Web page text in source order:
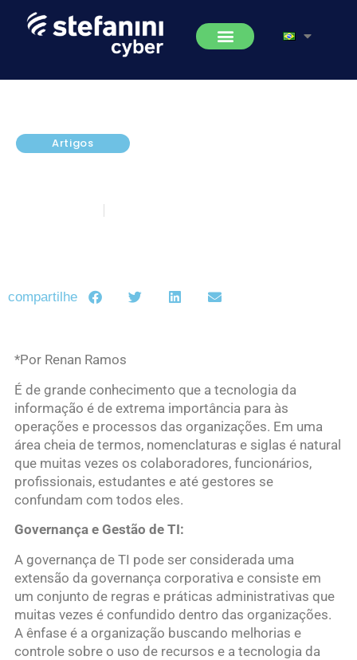
Artigos
compartilhe
*Por Renan Ramos
É de grande conhecimento que a tecnologia da
informação é de extrema importância para às
operações e processos das organizações. Em uma
área cheia de termos, nomenclaturas e siglas é natural
que muitas vezes os colaboradores, funcionários,
profissionais, estudantes e até gestores se
confundam com todos eles.
Governança e Gestão de TI:
A governança de TI pode ser considerada uma
extensão da governança corporativa e consiste em
um conjunto de regras e práticas administrativas que
muitas vezes é confundido dentro das organizações.
A ênfase é a organização buscando melhorias e
controle sobre o uso de recursos e a tecnologia da